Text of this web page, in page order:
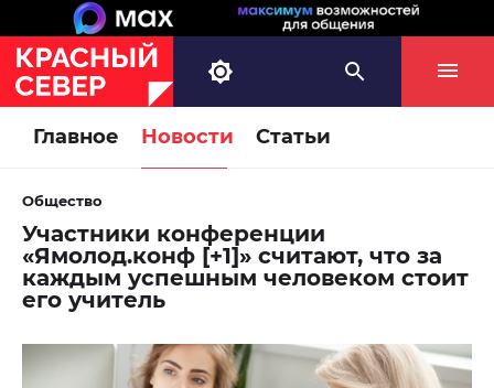
Главное Новости Статьи
Общество
Участники конференции
«Ямолод.конф [+1]» считают, что за
каждым успешным человеком стоит
его учитель